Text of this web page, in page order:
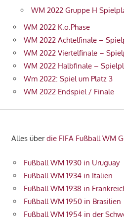
WM 2022 Gruppe H
WM 2022 K.o.Phase
WM 2022 Achtelfinale –
WM 2022 Viertelfinale –
WM 2022 Halbfinale –
Wm 2022: Spiel um Platz 3
WM 2022 Endspiel / Finale
Alles überdie FIFA Fußball WM
Fußball WM 1930 in Uruguay
Fußball WM 1934 in Italien
Fußball WM 1938 in
Fußball WM 1950 in Brasilien
Fußball WM 1954 in der